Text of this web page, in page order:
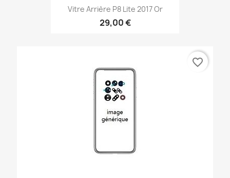
Vitre Arrière P8 Lite 2017 Or
29,00 €
favorite_border